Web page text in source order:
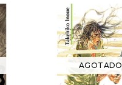
AGOTADO